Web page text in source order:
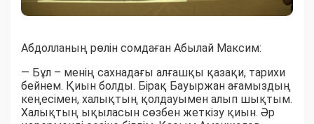
Абдолланың рөлін сомдаған Абылай Максим:
— Бұл – менің сахнадағы алғашқы қазақи, тарихи
бейнем. Қиын болды. Бірақ Бауыржан ағамыздың
кеңесімен, халықтың қолдауымен алып шықтым.
Халықтың ықыласын сөзбен жеткізу қиын. Әр